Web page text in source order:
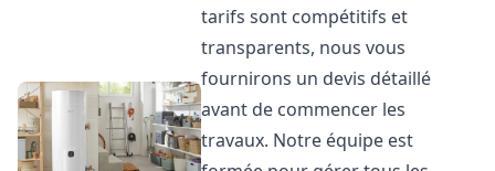
tarifs sont compétitifs et
transparents, nous vous
fournirons un devis détaillé
avant de commencer les
travaux. Notre équipe est